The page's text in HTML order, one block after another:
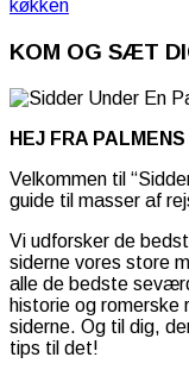
KOM OG SÆT
HEJ FRA
Velkommen til
guide til masser af
Vi udforsker de
siderne vores store
alle de bedste
historie og romerske
siderne. Og til dig,
tips til det!